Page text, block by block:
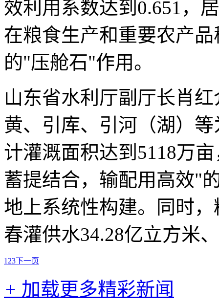
效利用系数达到0.651，
在粮食生产和重要农产
的"压舱石"作用。
山东省水利厅副厅长肖
黄、引库、引河（湖）
计灌溉面积达到5118万
蓄提结合，输配用高效"
地上系统性构建。同时
春灌供水34.28亿立方米
1 23下一页
+ 加载更多精彩新闻